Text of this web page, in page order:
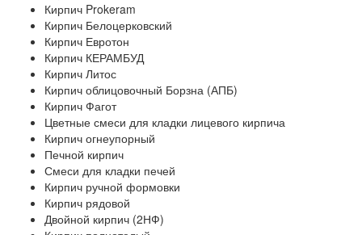
Кирпич Prokeram
Кирпич Белоцерковский
Кирпич Евротон
Кирпич КЕРАМБУД
Кирпич Литос
Кирпич облицовочный Борзна (АПБ)
Кирпич Фагот
Цветные смеси для кладки лицевого кирпича
Кирпич огнеупорный
Печной кирпич
Смеси для кладки печей
Кирпич ручной формовки
Кирпич рядовой
Двойной кирпич (2НФ)